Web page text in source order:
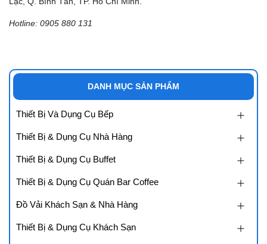
Hotline: 0905 880 131
DANH MỤC SẢN PHẨM
Thiết Bị Và Dụng Cụ Bếp
Thiết Bị & Dụng Cụ Nhà Hàng
Thiết Bị & Dụng Cụ Buffet
Thiết Bị & Dụng Cụ Quán Bar Coffee
Đồ Vải Khách Sạn & Nhà Hàng
Thiết Bị & Dụng Cụ Khách Sạn